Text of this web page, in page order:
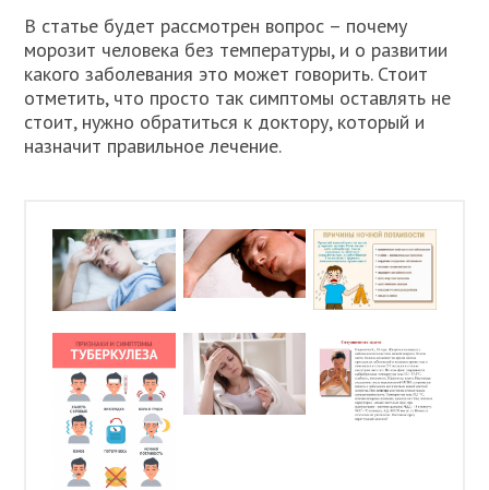
В статье будет рассмотрен вопрос – почему
морозит человека без температуры, и о развитии
какого заболевания это может говорить. Стоит
отметить, что просто так симптомы оставлять не
стоит, нужно обратиться к доктору, который и
назначит правильное лечение.